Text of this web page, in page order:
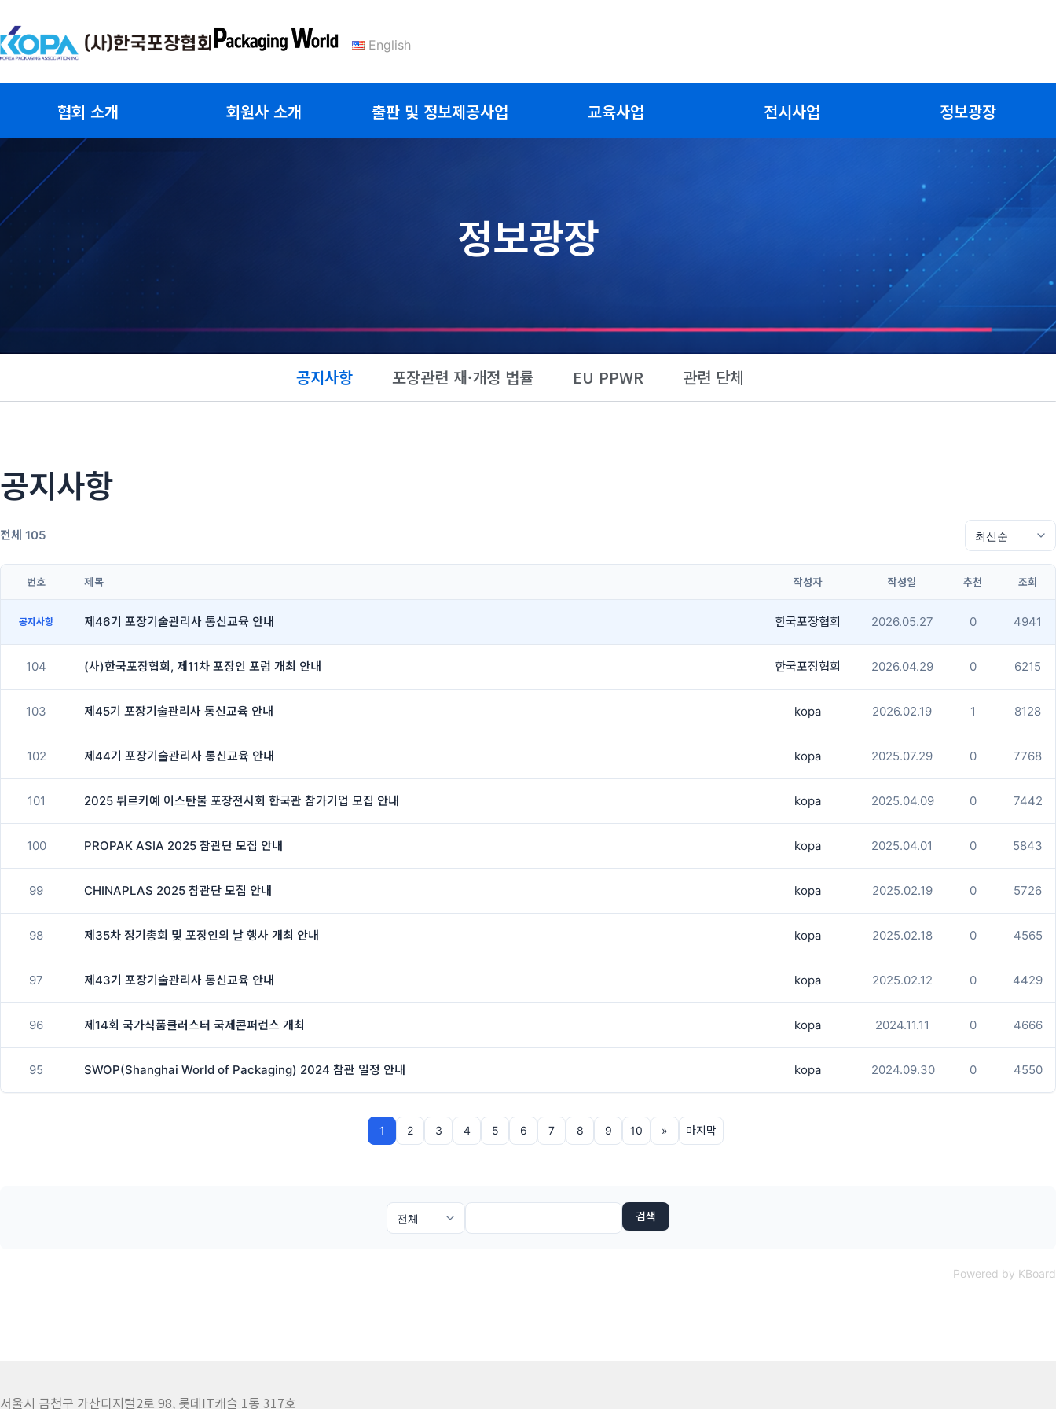
텐
츠
English
협회 소개 회원사 소개 출판 및 정보제공사업 교육사업 전시사업 정보광장
정보광장
공지사항 포장관련 재·개정 법률 EU PPWR 관련 단체
공지사항
전체 105
번호 제목 작성자 작성일 추천 조회
공지사항 제46기 포장기술관리사 통신교육 안내 한국포장협회 2026.05.27 0 4941
104 (사)한국포장협회, 제11차 포장인 포럼 개최 안내 한국포장협회 2026.04.29 0 6215
103 제45기 포장기술관리사 통신교육 안내 kopa 2026.02.19 1 8128
102 제44기 포장기술관리사 통신교육 안내 kopa 2025.07.29 0 7768
101 2025 튀르키예 이스탄불 포장전시회 한국관 참가기업 모집 안내 kopa 2025.04.09 0 7442
100 PROPAK ASIA 2025 참관단 모집 안내 kopa 2025.04.01 0 5843
99 CHINAPLAS 2025 참관단 모집 안내 kopa 2025.02.19 0 5726
98 제35차 정기총회 및 포장인의 날 행사 개최 안내 kopa 2025.02.18 0 4565
97 제43기 포장기술관리사 통신교육 안내 kopa 2025.02.12 0 4429
96 제14회 국가식품클러스터 국제콘퍼런스 개최 kopa 2024.11.11 0 4666
95 SWOP(Shanghai World of Packaging) 2024 참관 일정 안내 kopa 2024.09.30 0 4550
1 2 3 4 5 6 7 8 9 10 » 마지막
검색
Powered by KBoard
서울시 금천구 가산디지털2로 98, 롯데IT캐슬 1동 317호